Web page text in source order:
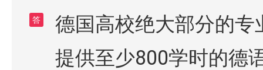
答
德国高校绝大部分的
提供至少800学时的德